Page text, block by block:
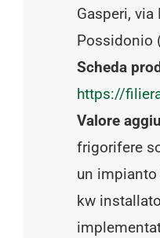
Gasperi,
Possidonio
Scheda
https://
Valore
frigorifere
un
kw